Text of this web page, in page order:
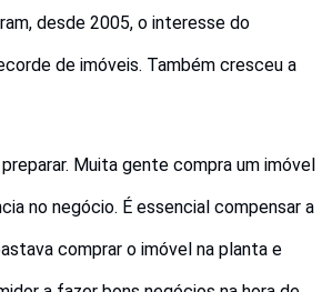
desde 2005, o interesse do
de imóveis. Também cresceu a
Muita gente compra um imóvel
no negócio. É essencial compensar a
comprar o imóvel na planta e